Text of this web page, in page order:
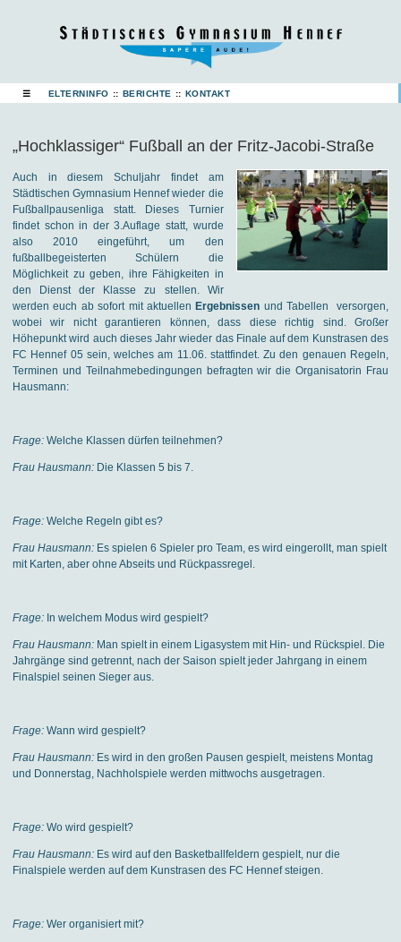
☰ ELTERNINFO :: BERICHTE :: KONTAKT
„Hochklassiger“ Fußball an der Fritz-Jacobi-Straße
Auch in diesem Schuljahr findet am
Städtischen Gymnasium Hennef wieder die
Fußballpausenliga statt. Dieses Turnier
findet schon in der 3.Auflage statt, wurde
also 2010 eingeführt, um den
fußballbegeisterten Schülern die
Möglichkeit zu geben, ihre Fähigkeiten in
den Dienst der Klasse zu stellen. Wir
werden euch ab sofort mit aktuellenErgebnissen und Tabellen versorgen,
wobei wir nicht garantieren können, dass diese richtig sind. Großer
Höhepunkt wird auch dieses Jahr wieder das Finale auf dem Kunstrasen des
FC Hennef 05 sein, welches am 11.06. stattfindet. Zu den genauen Regeln,
Terminen und Teilnahmebedingungen befragten wir die Organisatorin Frau
Hausmann:
Frage: Welche Klassen dürfen teilnehmen?
Frau Hausmann: Die Klassen 5 bis 7.
Frage: Welche Regeln gibt es?
Frau Hausmann: Es spielen 6 Spieler pro Team, es wird eingerollt, man spielt
mit Karten, aber ohne Abseits und Rückpassregel.
Frage: In welchem Modus wird gespielt?
Frau Hausmann: Man spielt in einem Ligasystem mit Hin- und Rückspiel. Die
Jahrgänge sind getrennt, nach der Saison spielt jeder Jahrgang in einem
Finalspiel seinen Sieger aus.
Frage: Wann wird gespielt?
Frau Hausmann: Es wird in den großen Pausen gespielt, meistens Montag
und Donnerstag, Nachholspiele werden mittwochs ausgetragen.
Frage: Wo wird gespielt?
Frau Hausmann: Es wird auf den Basketballfeldern gespielt, nur die
Finalspiele werden auf dem Kunstrasen des FC Hennef steigen.
Frage: Wer organisiert mit?